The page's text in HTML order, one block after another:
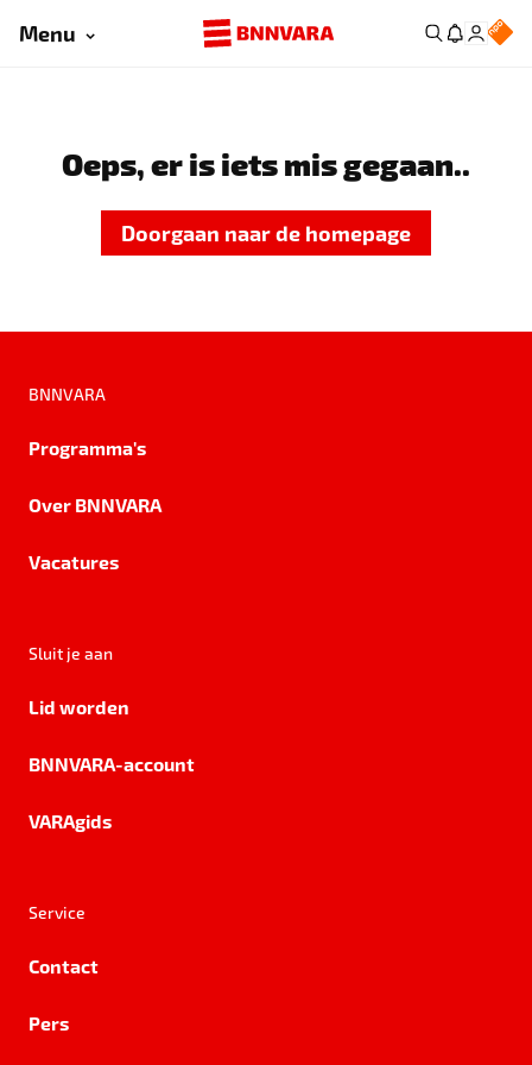
Menu
Oeps, er is iets mis gegaan..
Doorgaan naar de homepage
BNNVARA
Programma's
Over BNNVARA
Vacatures
Sluit je aan
Lid worden
BNNVARA-account
VARAgids
Service
Contact
Pers